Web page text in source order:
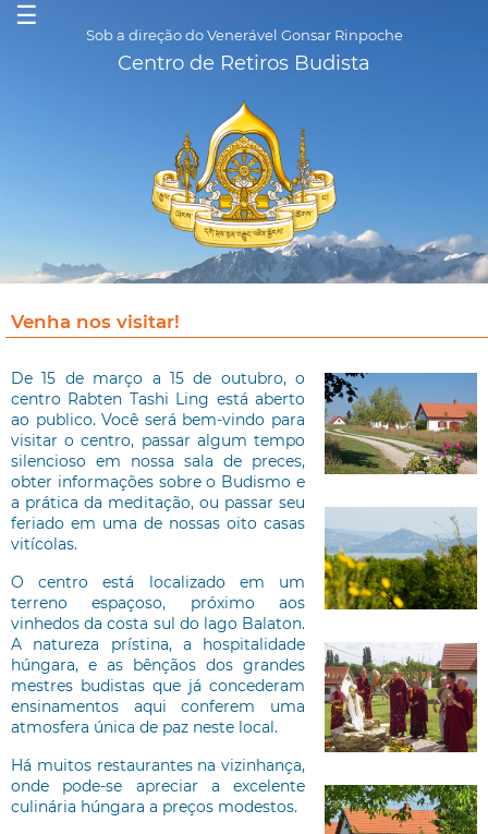
Sob a direção do Venerável Gonsar Rinpoche
Centro de Retiros Budista
☰
Venha nos visitar!
De 15 de março a 15 de outubro, o
centro Rabten Tashi Ling está aberto
ao publico. Você será bem-vindo para
visitar o centro, passar algum tempo
silencioso em nossa sala de preces,
obter informações sobre o Budismo e
a prática da meditação, ou passar seu
feriado em uma de nossas oito casas
vitícolas.
O centro está localizado em um
terreno espaçoso, próximo aos
vinhedos da costa sul do lago Balaton.
A natureza prístina, a hospitalidade
húngara, e as bênçãos dos grandes
mestres budistas que já concederam
ensinamentos aqui conferem uma
atmosfera única de paz neste local.
Há muitos restaurantes na vizinhança,
onde pode-se apreciar a excelente
culinária húngara a preços modestos.